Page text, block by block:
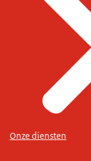
Onze diensten